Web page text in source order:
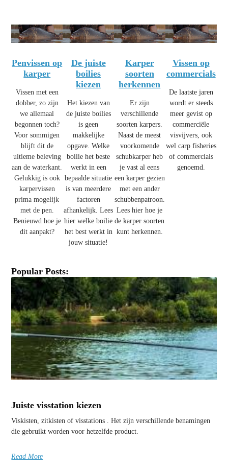
Penvissen op
karper
Vissen met een
dobber, zo zijn
we allemaal
begonnen toch?
Voor sommigen
blijft dit de
ultieme beleving
aan de waterkant.
Gelukkig is ook
karpervissen
prima mogelijk
met de pen.
Benieuwd hoe je
dit aanpakt?
De juiste
boilies
kiezen
Het kiezen van
de juiste boilies
is geen
makkelijke
opgave. Welke
boilie het beste
werkt in een
bepaalde situatie
is van meerdere
factoren
afhankelijk. Lees
hier welke boilie
het best werkt in
jouw situatie!
Karper
soorten
herkennen
Er zijn
verschillende
soorten karpers.
Naast de meest
voorkomende
schubkarper heb
je vast al eens
een karper gezien
met een ander
schubbenpatroon.
Lees hier hoe je
de karper soorten
kunt herkennen.
Vissen op
commercials
De laatste jaren
wordt er steeds
meer gevist op
commerciële
visvijvers, ook
wel carp fisheries
of commercials
genoemd.
Popular Posts:
Juiste visstation kiezen
Viskisten, zitkisten of visstations . Het zijn verschillende benamingen
die gebruikt worden voor hetzelfde product.
Read More